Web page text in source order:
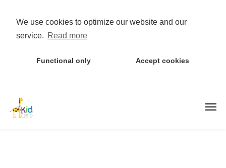
We use cookies to optimize our website and our
service. Read more
Functional only Accept cookies